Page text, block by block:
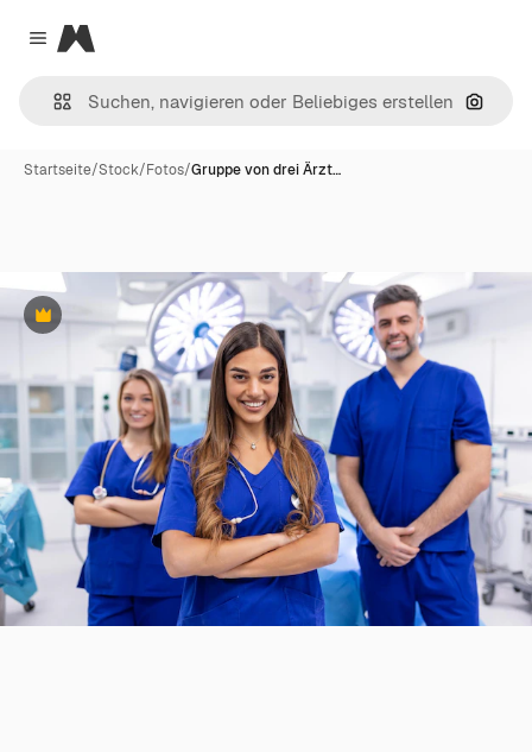
Close menu
Magnific
Nach
Startseite/Stock/Fotos/Gruppe von drei Ärzt…
Premium